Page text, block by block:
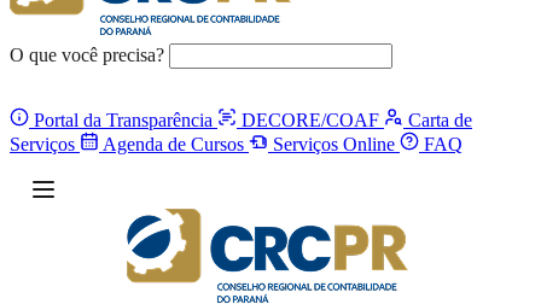
O que você precisa?
Portal da Transparência DECORE/COAF
Carta de
Serviços
Agenda de Cursos Serviços Online FAQ